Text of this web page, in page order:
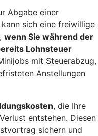
Abgabe einer
sich eine freiwillige
wenn Sie während der
Lohnsteuer
mit Steuerabzug,
Anstellungen
, die Ihre
entstehen. Diesen
sichern und